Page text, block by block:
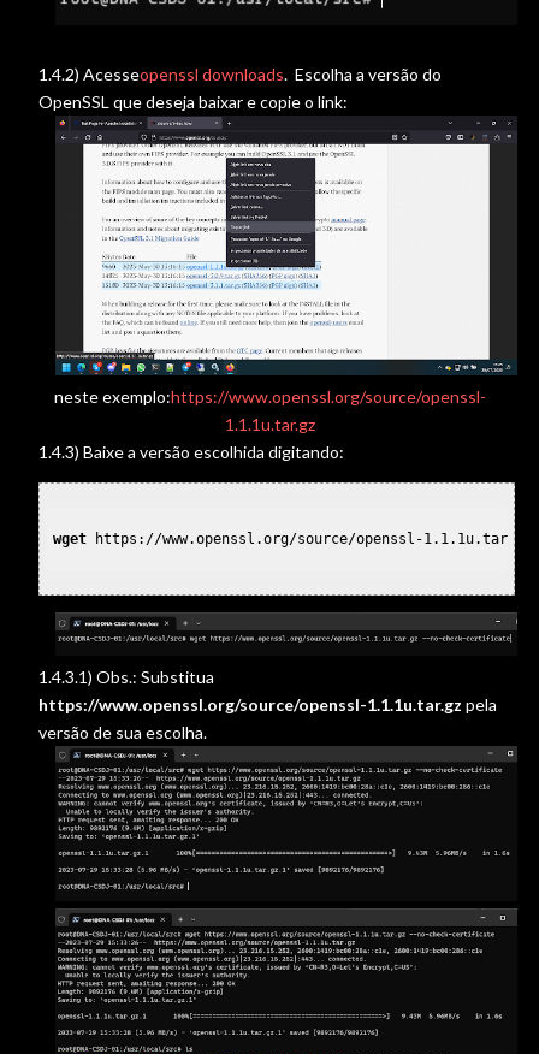
1.4.2) Acesseopenssl downloads. Escolha a versão do
OpenSSL que deseja baixar e copie o link:
neste exemplo:https://www.openssl.org/source/openssl-
1.1.1u.tar.gz
1.4.3) Baixe a versão escolhida digitando:
wget https://www.openssl.org/source/openssl-
1.4.3.1) Obs.: Substitua
https://www.openssl.org/source/openssl-1.1.1u.tar.gz pela
versão de sua escolha.